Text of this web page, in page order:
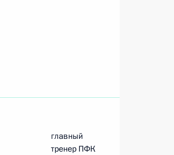
главный
тренер ПФК